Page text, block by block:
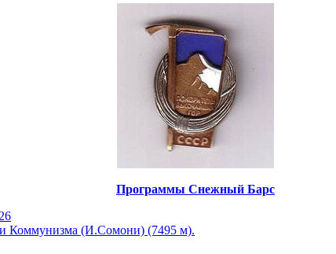
Программы Снежный Барс
Коммунизма (И.Сомони) (7495 м).